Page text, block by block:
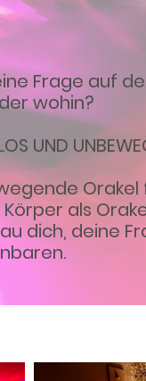
Frage auf
wohin?
UND
Orakel
als
dich, deine